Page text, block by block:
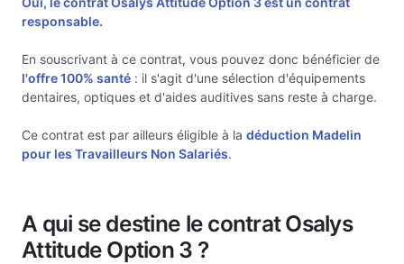
responsable.
En souscrivant à ce contrat, vous pouvez donc bénéficier de
l'offre 100% santé : il s'agit d'une sélection d'équipements
dentaires, optiques et d'aides auditives sans reste à charge.
Ce contrat est par ailleurs éligible à la déduction Madelin
pour les Travailleurs Non Salariés.
A qui se destine le contrat Osalys
Attitude Option 3 ?